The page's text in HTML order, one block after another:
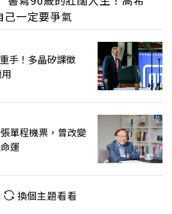
己一定要爭氣
手！多晶矽課徵
單程機票，曾改變
運
換個主題看看